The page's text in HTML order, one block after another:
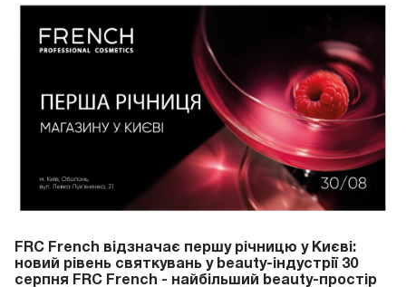
FRC French відзначає першу річницю у Києві:
новий рівень святкувань у beauty-індустрії 30
серпня FRC French - найбільший beauty-простір